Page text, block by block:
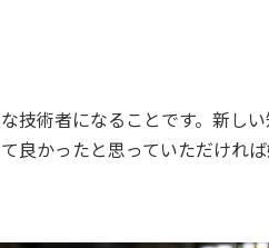
技術者になることです。新し
良かったと思っていただければ